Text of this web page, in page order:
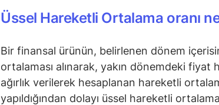
Üssel Hareketli Ortalama oranı
Bir finansal ürünün, belirlenen dönem
ortalaması alınarak, yakın dönemdeki fiyat
ağırlık verilerek hesaplanan hareketli
yapıldığından dolayı üssel hareketli